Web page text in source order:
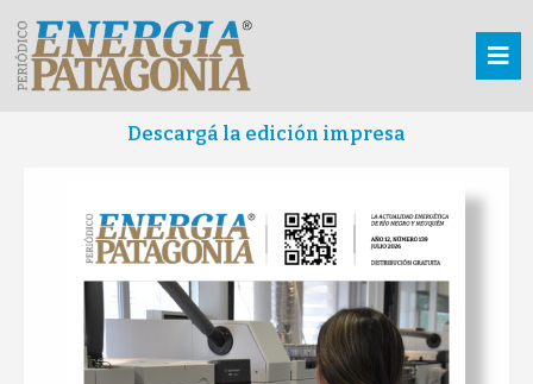
Descargá la edición impresa